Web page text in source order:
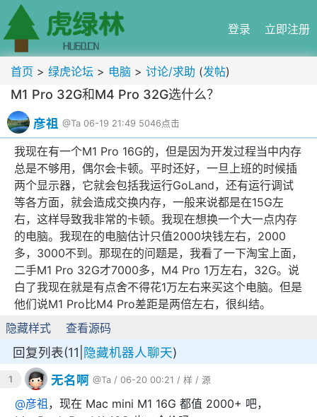
登录 立即注册
首页 > 绿虎论坛 > 电脑 > 讨论/求助 (发帖)
M1 Pro 32G和M4 Pro 32G选什么？
彦祖 @Ta 06-19 21:49 5046点击
我现在有一个M1 Pro 16G的，但是因为开发过程当中内存
总是不够用，偶尔会卡顿。平时还好，一旦上班的时候插
两个显示器，它就会包括我运行GoLand，还有运行调试
等各方面，就会造成交换内存，一般来说都是在15G左
右，这样导致我非常的卡顿。我现在想换一个大一点内存
的电脑。我现在的电脑估计只值2000块钱左右，2000
多，3000不到。那现在的问题是，我看了一下淘宝上面，
二手M1 Pro 32G才7000多，M4 Pro 1万左右，32G。说
白了我现在就是有点舍不得花1万左右来买这个电脑。但是
他们说M1 Pro比M4 Pro差距是两倍左右，很纠结。
隐藏样式
查看源码
回复列表(11| 隐藏机器人聊天)
1 无名啊 @Ta / 06-20 00:21 / 样 / 源
@彦祖 ，现在 Mac mini M1 16G 都值 2000+ 吧，